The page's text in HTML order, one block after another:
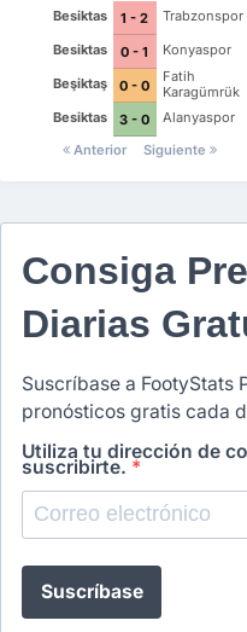
Besiktas 1 - 2
Trabzonspor
Besiktas
0 - 1
Konyaspor
Beşiktaş
0 - 0
Fatih
Karagümrük
Besiktas
3 - 0
Alanyaspor
Anterior
Siguiente
Consiga
Diarias
Suscríbase a FootyStats
pronósticos gratis cada
Utiliza tu dirección de
suscribirte. *
Suscríbase